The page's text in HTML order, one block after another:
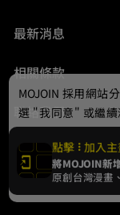
最新消息
相關條款
聯絡我們
© 2024
點擊 加入
將MOJOIN新
原創台灣漫畫
MOJOIN 採用網站
選 "我同意" 或繼
Cookie，欲瞭解更